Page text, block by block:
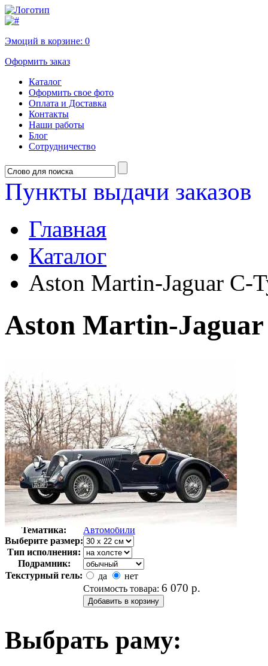
Эмоций в корзине: 0
Оформить заказ
Каталог
Оформить свое фото
Оплата и Доставка
Контакты
Наши работы
Блог
Сотрудничество
Пункты выдачи заказов
Главная
Каталог
Aston Martin-Jaguar C-
Aston Martin-Jaguar
Автор:
Неизвестно
Арт-стиль
Тематика:
Автомобили
Выберите размер:
Тип исполнения:
Подрамник:
Текстурный гель:
да
нет
Стоимость товара: 6 070 р.
Выбрать раму: